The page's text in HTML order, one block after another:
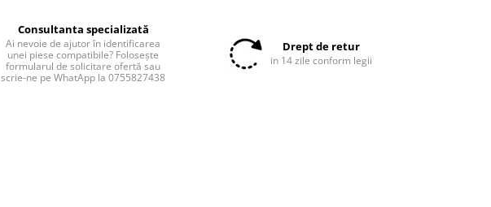
Consultanta specializată
Ai nevoie de ajutor în identificarea
unei piese compatibile? Folosește
formularul de solicitare ofertă sau
scrie-ne pe WhatApp la 0755827438
Drept de retur
in 14 zile conform legii